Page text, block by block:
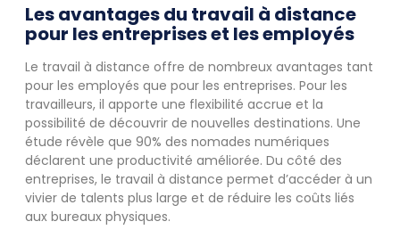
Les avantages du travail à distance
pour les entreprises et les employés
Le travail à distance offre de nombreux avantages tant
pour les employés que pour les entreprises. Pour les
travailleurs, il apporte une flexibilité accrue et la
possibilité de découvrir de nouvelles destinations. Une
étude révèle que 90% des nomades numériques
déclarent une productivité améliorée. Du côté des
entreprises, le travail à distance permet d’accéder à un
vivier de talents plus large et de réduire les coûts liés
aux bureaux physiques.